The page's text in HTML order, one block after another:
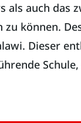
als auch das
können.
Dieser